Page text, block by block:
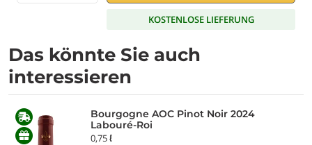
KOSTENLOSE LIEFERUNG
Das könnte Sie auch
interessieren
Bourgogne AOC Pinot Noir 2024
Labouré-Roi
0,75 ℓ